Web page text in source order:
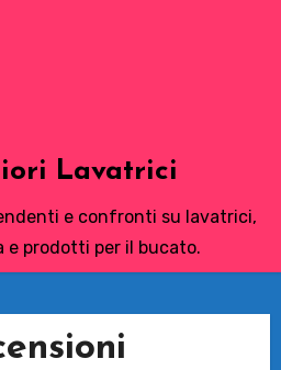
Lavatrici
e confronti su lavatrici,
e prodotti per il bucato.